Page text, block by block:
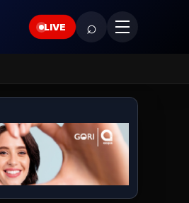
LIVE ⌕